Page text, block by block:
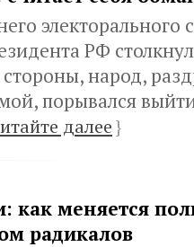
электорального
РФ
народ,
порывался
далее}
меняется
радикалов